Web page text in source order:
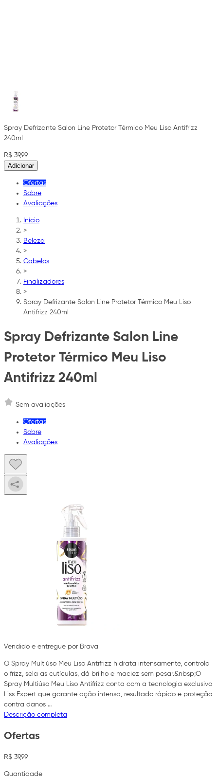
Spray Defrizante Salon Line Protetor Térmico Meu Liso Antifrizz
240ml
R$ 39,99
Adicionar
Ofertas
Sobre
Avaliações
Início
>
Beleza
>
Cabelos
>
Finalizadores
>
Spray Defrizante Salon Line Protetor Térmico Meu Liso
Antifrizz 240ml
Spray Defrizante Salon Line
Protetor Térmico Meu Liso
Antifrizz 240ml
Sem avaliações
Ofertas
Sobre
Avaliações
Vendido e entregue por Brava
O Spray Multiúso Meu Liso Antifrizz hidrata intensamente, controla
o frizz, sela as cutículas, dá brilho e maciez sem pesar.&nbsp;O
Spray Multiúso Meu Liso Antifrizz conta com a tecnologia exclusiva
Liss Expert que garante ação intensa, resultado rápido e proteção
contra danos …
Descrição completa
Ofertas
R$ 39,99
Quantidade